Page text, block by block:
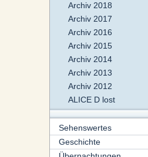
Archiv 2018
Archiv 2017
Archiv 2016
Archiv 2015
Archiv 2014
Archiv 2013
Archiv 2012
ALICE D lost
Sehenswertes
Geschichte